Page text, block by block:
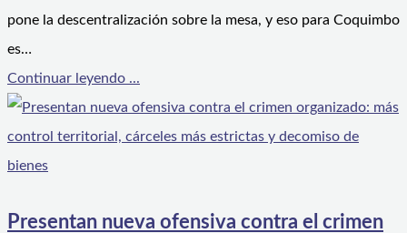
pone la descentralización sobre la mesa, y eso para Coquimbo
es…
Continuar leyendo ...
Presentan nueva ofensiva contra el crimen